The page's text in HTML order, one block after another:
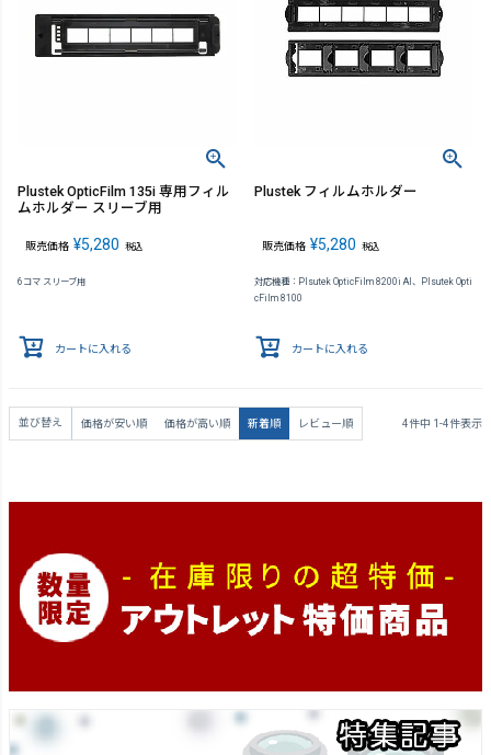
Plustek OpticFilm 135i 専用フィル
ムホルダー スリーブ用
販売価格 ¥5,280 税込
6コマ スリーブ用
カートに入れる
Plustek フィルムホルダー
販売価格 ¥5,280 税込
対応機種：Plsutek OpticFilm 8200i AI、Plsutek Opti
cFilm 8100
カートに入れる
並び替え 価格が安い順 価格が高い順 新着順 レビュー順 4件中 1 -4件表示